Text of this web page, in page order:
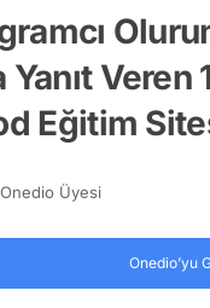
Veren
Eğitim
Üyesi
Onedio’yu